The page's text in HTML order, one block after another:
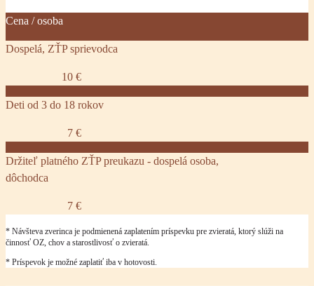
Cena / osoba
Dospelá, ZŤP sprievodca
10 €
Deti od 3 do 18 rokov
7 €
Držiteľ platného ZŤP preukazu - dospelá osoba,
dôchodca
7 €
* Návšteva zverinca je podmienená zaplatením príspevku pre zvieratá, ktorý slúži na
činnosť OZ, chov a starostlivosť o zvieratá.
* Príspevok je možné zaplatiť iba v hotovosti.